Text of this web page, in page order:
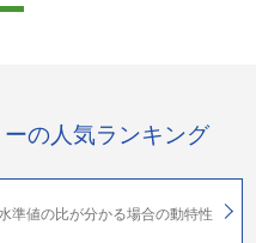
ーの人気ランキング
準値の比が分かる場合の動特性